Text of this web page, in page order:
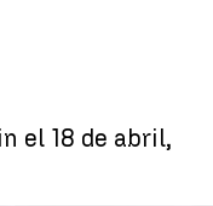
el 18 de abril,